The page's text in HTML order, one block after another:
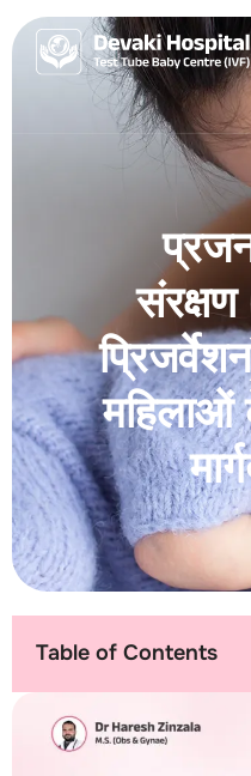
संरक्षण
महिलाओं
Table of Contents